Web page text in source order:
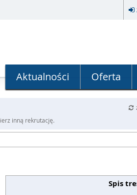
Aktualności Oferta
inną rekrutację.
Spis